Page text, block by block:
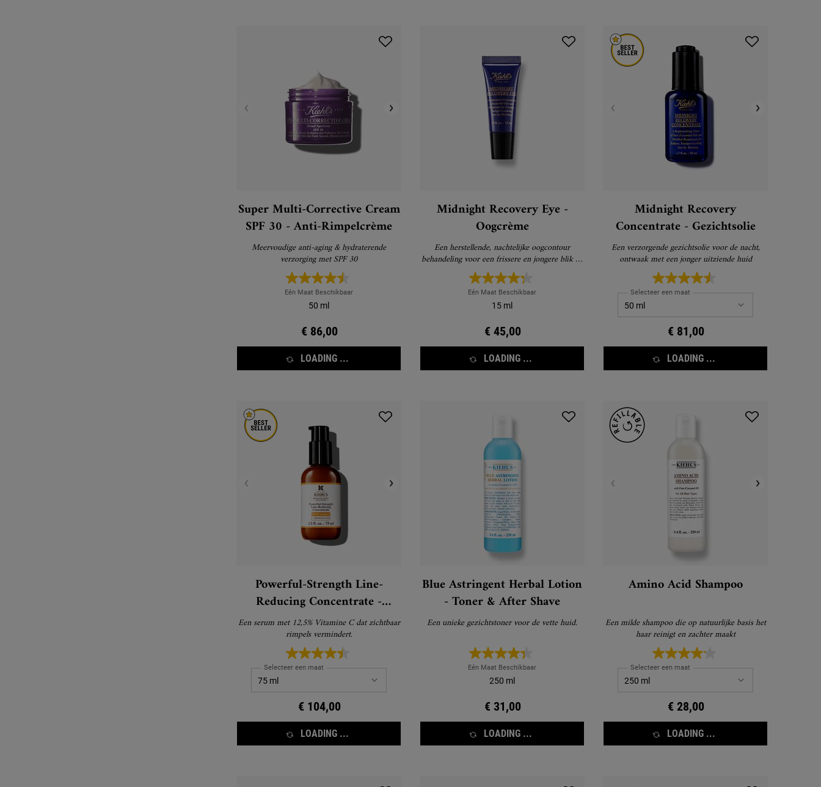
Super Multi-Corrective Cream
SPF 30 - Anti-Rimpelcrème
Meervoudige anti-aging & hydraterende
verzorging met SPF 30
Eén Maat Beschikbaar
50 ml
€ 86,00
LOADING ...
Midnight Recovery Eye -
Oogcrème
Een herstellende, nachtelijke oogcontour
behandeling voor een frissere en jongere blik de
volgende ochtend
Eén Maat Beschikbaar
15 ml
€ 45,00
LOADING ...
Midnight Recovery
Concentrate - Gezichtsolie
Een verzorgende gezichtsolie voor de nacht,
ontwaak met een jonger uitziende huid
Selecteer een maat
€ 81,00
LOADING ...
Powerful-Strength Line-
Reducing Concentrate -
Vitamine C Serum
Een serum met 12,5% Vitamine C dat zichtbaar
rimpels vermindert.
Selecteer een maat
€ 104,00
LOADING ...
Blue Astringent Herbal Lotion
- Toner & After Shave
Een unieke gezichtstoner voor de vette huid.
Eén Maat Beschikbaar
250 ml
€ 31,00
LOADING ...
Amino Acid Shampoo
Een milde shampoo die op natuurlijke basis het
haar reinigt en zachter maakt
Selecteer een maat
€ 28,00
LOADING ...